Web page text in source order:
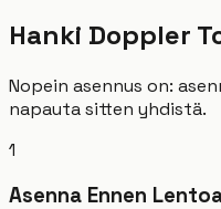
Hanki Doppler
Nopein asennus on:
napauta sitten yhdistä.
1
Asenna Ennen